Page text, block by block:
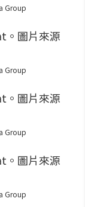
Group
Group
Group
Group